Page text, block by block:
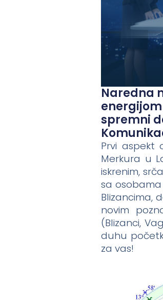
Naredna
spremni
Prvi aspekt
Merkura u
iskrenim,
sa osobama
Blizancima,
novim
(Blizanci,
duhu
za vas!